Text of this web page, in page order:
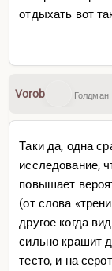
отдыхать вот
Vorob Голдман
Таки да, одна
исследование,
повышает
(от слова
другое когда
сильно крашит
тесто, и на